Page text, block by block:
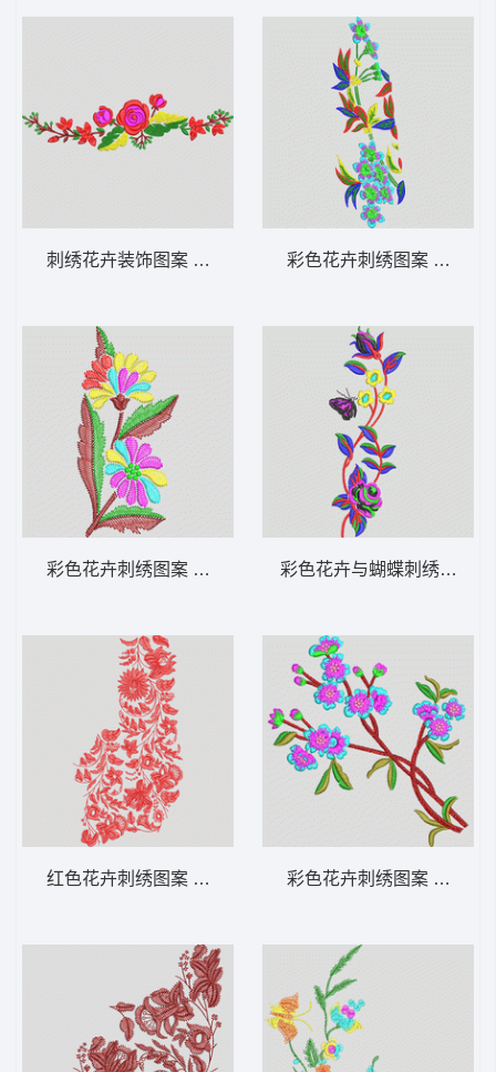
刺绣花卉装饰图案 花卉 衣裤裙鞋包通用
彩色花卉刺绣图案 花卉 衣裤裙鞋包通用
红色花卉刺绣图案 花卉 衣裤裙鞋包通用
彩色花卉刺绣图案 花卉
彩色花卉与蝴蝶刺绣图案
彩色花卉刺绣图案 花卉